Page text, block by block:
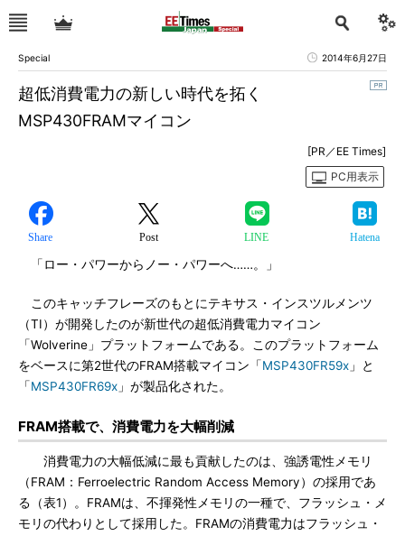
Special 2014年6月27日
超低消費電力の新しい時代を拓く
MSP430FRAMマイコン
[PR／EE Times]
PC用表示
Share Post LINE Hatena
「ロー・パワーからノー・パワーへ……。」
このキャッチフレーズのもとにテキサス・インスツルメンツ
（TI）が開発したのが新世代の超低消費電力マイコン
「Wolverine」プラットフォームである。このプラットフォーム
をベースに第2世代のFRAM搭載マイコン「MSP430FR59x 」と
「MSP430FR69x 」が製品化された。
FRAM搭載で、消費電力を大幅削減
消費電力の大幅低減に最も貢献したのは、強誘電性メモリ
（FRAM：Ferroelectric Random Access Memory）の採用であ
る（表1）。FRAMは、不揮発性メモリの一種で、フラッシュ・メ
モリの代わりとして採用した。FRAMの消費電力はフラッシュ・